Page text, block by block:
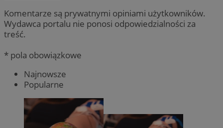
Komentarze są prywatnymi opiniami użytkowników.
Wydawca portalu nie ponosi odpowiedzialności za
treść.
* pola obowiązkowe
Najnowsze
Popularne